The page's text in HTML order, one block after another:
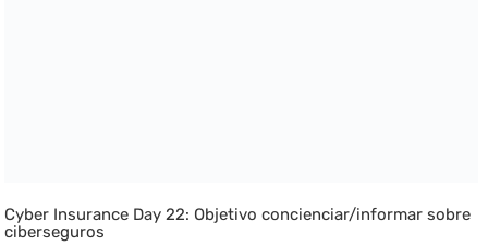
Cyber Insurance Day 22: Objetivo concienciar/informar sobre
ciberseguros